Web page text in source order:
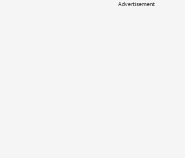
Advertisement